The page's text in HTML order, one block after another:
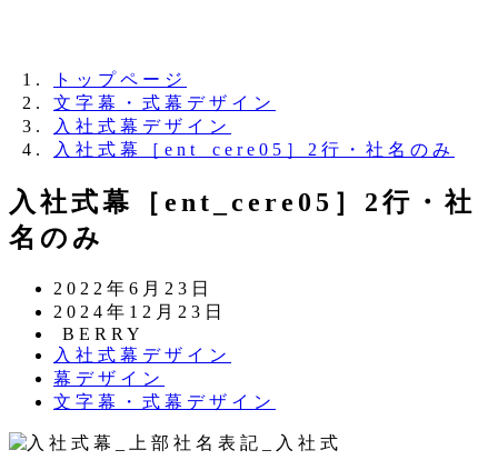
トップページ
文字幕・式幕デザイン
入社式幕デザイン
入社式幕［ent_cere05］2行・社名のみ
入社式幕［ent_cere05］2行・社
名のみ
投
稿
日
2022年6月23日
更
新
日
2024年12月23日
著
者
BERRY
カ
テ
ゴ
ー
入社式幕デザイン
カ
テ
リ
幕デザイン
カ
ゴ
文字幕・式幕デザイン